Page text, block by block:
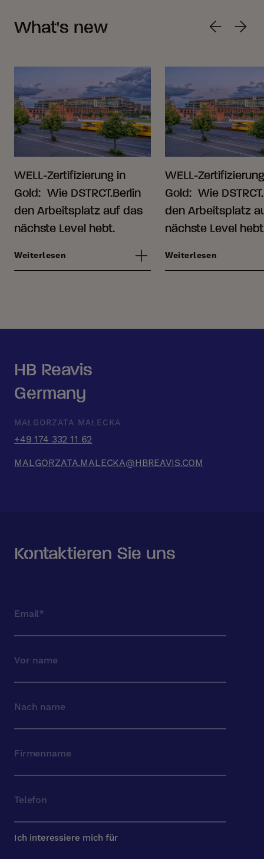
What's new
WELL-Zertifizierung in
Gold: Wie DSTRCT.Berlin
den Arbeitsplatz auf das
nächste Level hebt.
Weiterlesen
WELL-
Gold: Wie
den Arbeitsplatz
nächste Level
Weiterlesen
HB Reavis
Germany
MAŁGORZATA MAŁECKA
+49 174 332 11 62
MALGORZATA.MALECKA@HBREAVIS.COM
Kontaktieren Sie uns
Ich interessiere mich für